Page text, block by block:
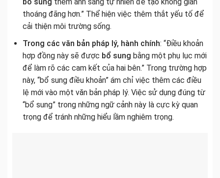
thoáng đãng hơn.” Thể hiện việc thêm thắt yếu tố để
cải thiện môi trường sống.
Trong các văn bản pháp lý, hành chính: “Điều khoản
hợp đồng này sẽ được bổ sung bằng một phụ lục mới
để làm rõ các cam kết của hai bên.” Trong trường hợp
này, “bổ sung điều khoản” ám chỉ việc thêm các điều
lệ mới vào một văn bản pháp lý. Việc sử dụng đúng từ
“bổ sung” trong những ngữ cảnh này là cực kỳ quan
trọng để tránh những hiểu lầm nghiêm trọng.